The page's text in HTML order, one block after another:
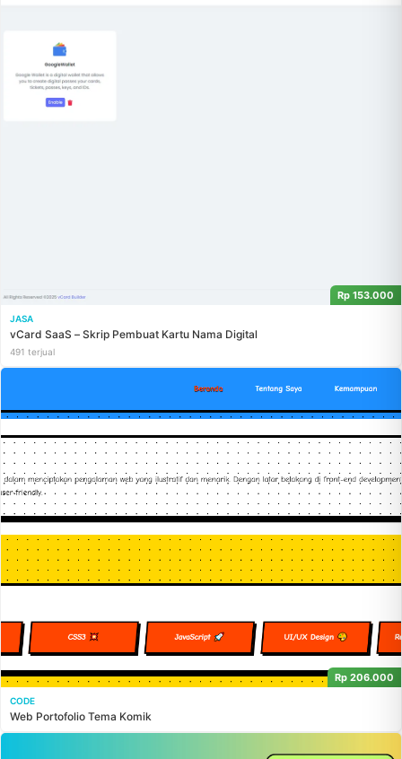
Rp 153.000
JASA
vCard SaaS – Skrip Pembuat Kartu Nama Digital
491 terjual
Rp 206.000
CODE
Web Portofolio Tema Komik